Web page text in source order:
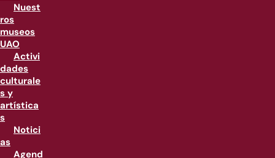
Nuest
ros
museos
UAO
Activi
dades
culturale
s y
artística
s
Notici
as
Agend